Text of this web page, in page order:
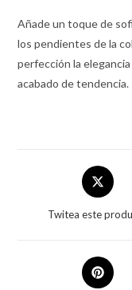
Añade un toque de
los pendientes de la
perfección la
acabado de tendencia.
Twitea este